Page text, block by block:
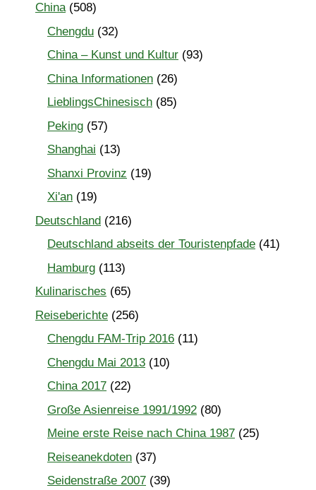
China(508)
Chengdu (32)
China – Kunst und Kultur (93)
China Informationen (26)
LieblingsChinesisch (85)
Peking (57)
Shanghai (13)
Shanxi Provinz (19)
Xi'an (19)
Deutschland (216)
Deutschland abseits der Touristenpfade (41)
Hamburg (113)
Kulinarisches (65)
Reiseberichte (256)
Chengdu FAM-Trip 2016 (11)
Chengdu Mai 2013 (10)
China 2017 (22)
Große Asienreise 1991/1992 (80)
Meine erste Reise nach China 1987 (25)
Reiseanekdoten (37)
Seidenstraße 2007 (39)